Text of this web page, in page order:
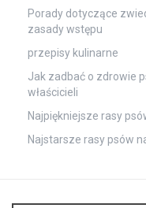
Porady dotyczące
zasady wstępu
przepisy kulinarne
Jak zadbać o zdrowie
właścicieli
Najpiękniejsze rasy
Najstarsze rasy psów